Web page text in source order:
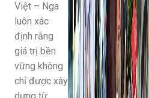
Việt – Nga
luôn xác
định rằng
giá trị bền
vững không
chỉ được xây